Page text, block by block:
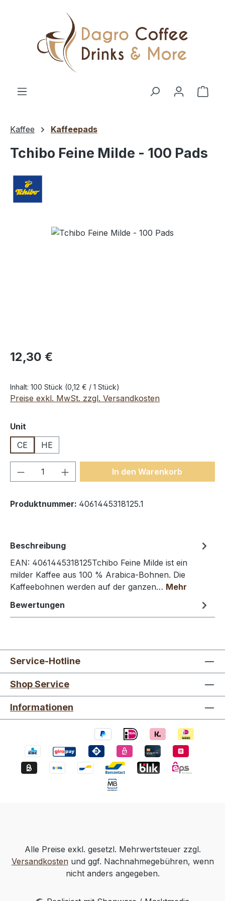
Zum Hauptinhalt springen
Kaffee Kaffeepads
Tchibo Feine Milde - 100 Pads
Bildergalerie überspringen
12,30 €
Inhalt: 100 Stück (0,12 € / 1 Stück)
Preise exkl. MwSt. zzgl. Versandkosten
Unit
CE
HE
Produkt Anzahl: Gib denIn den Warenkorb
Produktnummer: 4061445318125.1
Beschreibung
EAN: 4061445318125Tchibo Feine Milde ist ein
milder Kaffee aus 100 % Arabica-Bohnen. Die
Kaffeebohnen werden auf der ganzen… Mehr
Bewertungen
Service-Hotline
Shop Service
Informationen
Alle Preise exkl. gesetzl. Mehrwertsteuer zzgl.
Versandkostenund ggf. Nachnahmegebühren, wenn
nicht anders angegeben.